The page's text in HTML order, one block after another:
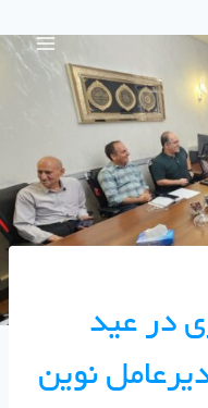
در عید
نوین